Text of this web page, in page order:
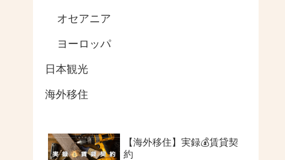
オセアニア
ヨーロッパ
日本観光
海外移住
【海外移住】実録💰賃貸契
約